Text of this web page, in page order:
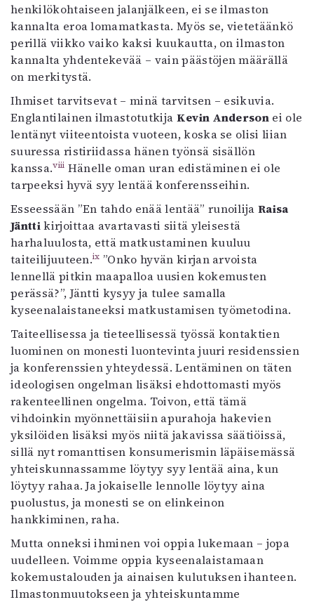
henkilökohtaiseen jalanjälkeen, ei se ilmaston
kannalta eroa lomamatkasta. Myös se, vietetäänkö
perillä viikko vaiko kaksi kuukautta, on ilmaston
kannalta yhdentekevää – vain päästöjen määrällä
on merkitystä.
Ihmiset tarvitsevat – minä tarvitsen – esikuvia.
Englantilainen ilmastotutkija Kevin Anderson ei ole
lentänyt viiteentoista vuoteen, koska se olisi liian
suuressa ristiriidassa hänen työnsä sisällön
kanssa.viii Hänelle oman uran edistäminen ei ole
tarpeeksi hyvä syy lentää konferensseihin.
Esseessään ”En tahdo enää lentää” runoilijaRaisa
Jänttikirjoittaa avartavasti siitä yleisestä
harhaluulosta, että matkustaminen kuuluu
taiteilijuuteen.ix ”Onko hyvän kirjan arvoista
lennellä pitkin maapalloa uusien kokemusten
perässä?”, Jäntti kysyy ja tulee samalla
kyseenalaistaneeksi matkustamisen työmetodina.
Taiteellisessa ja tieteellisessä työssä kontaktien
luominen on monesti luontevinta juuri residenssien
ja konferenssien yhteydessä. Lentäminen on täten
ideologisen ongelman lisäksi ehdottomasti myös
rakenteellinen ongelma. Toivon, että tämä
vihdoinkin myönnettäisiin apurahoja hakevien
yksilöiden lisäksi myös niitä jakavissa säätiöissä,
sillä nyt romanttisen konsumerismin läpäisemässä
yhteiskunnassamme löytyy syy lentää aina, kun
löytyy rahaa. Ja jokaiselle lennolle löytyy aina
puolustus, ja monesti se on elinkeinon
hankkiminen, raha.
Mutta onneksi ihminen voi oppia lukemaan – jopa
uudelleen. Voimme oppia kyseenalaistamaan
kokemustalouden ja ainaisen kulutuksen ihanteen.
Ilmastonmuutokseen ja yhteiskuntamme